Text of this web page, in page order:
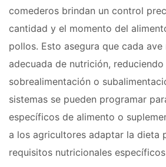
comederos brindan un control
cantidad y el momento del
pollos. Esto asegura que cada
adecuada de nutrición,
sobrealimentación o
sistemas se pueden programar
específicos de alimento o
a los agricultores adaptar la dieta
requisitos nutricionales